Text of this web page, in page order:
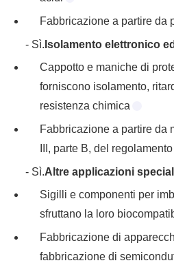
Fabbricazione a partire da
- Sì. Isolamento elettronico
Cappotto e maniche di
forniscono isolamento,
resistenza chimica
Fabbricazione a partire da
III, parte B, del
- Sì.Altre applicazioni
Sigilli e componenti per
sfruttano la loro
Fabbricazione di
fabbricazione di